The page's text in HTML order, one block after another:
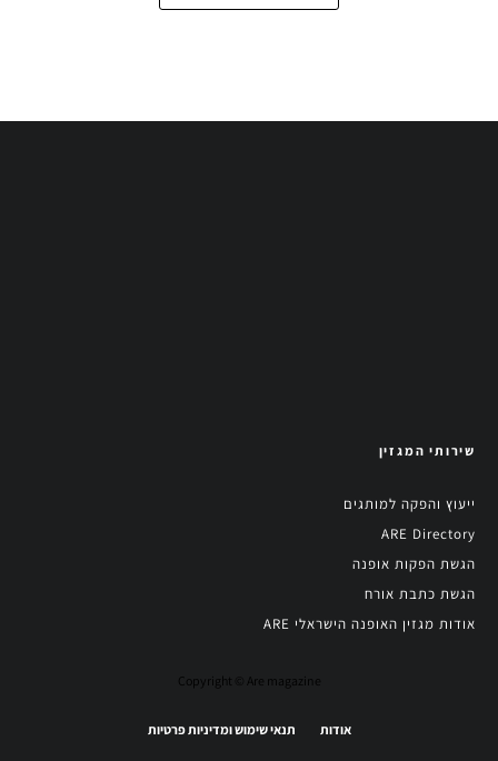
שירותי המגזין
ייעוץ והפקה למותגים
ARE Directory
הגשת הפקות אופנה
הגשת כתבת אורח
אודות מגזין האופנה הישראלי ARE
Copyright © Are magazine
אודות תנאי שימוש ומדיניות פרטיות